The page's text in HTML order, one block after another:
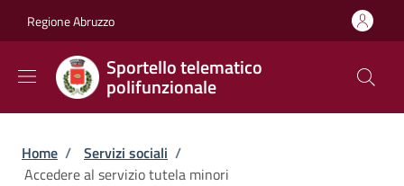
Regione Abruzzo
Sportello telematico
polifunzionale
Briciole di pane
Home / Servizi sociali /
Accedere al servizio tutela minori